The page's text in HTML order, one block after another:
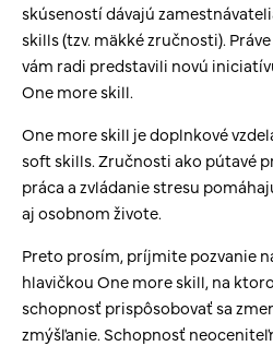
skúseností dávajú
skills (tzv. mäkké zručnosti).
vám radi predstavili novú
One more skill.
One more skill je doplnkové
soft skills. Zručnosti ako pútavé
práca a zvládanie stresu
aj osobnom živote.
Preto prosím, príjmite pozvanie
hlavičkou One more skill, na
schopnosť prispôsobovať sa
zmýšľanie. Schopnosť